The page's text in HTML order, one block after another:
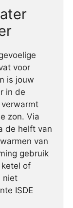
voor
is jouw
in de
zon. Via
de helft van
van
gebruik
of
niet
ISDE